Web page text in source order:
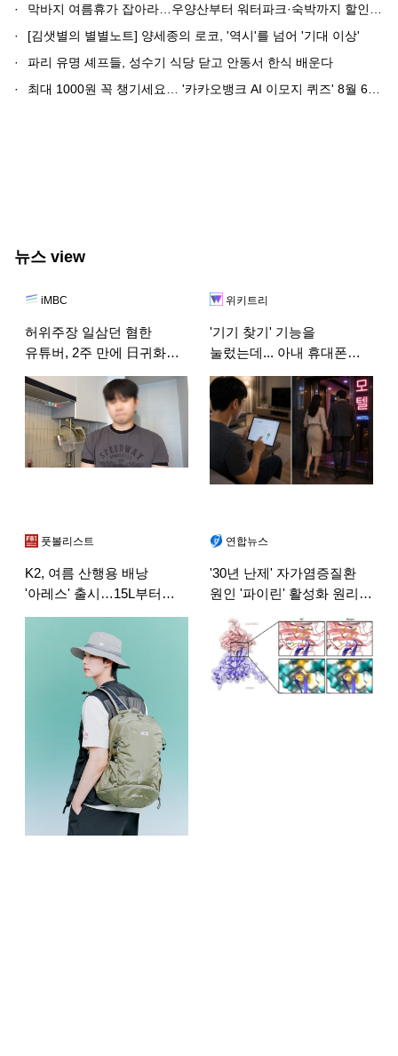
·
막바지 여름휴가 잡아라…우양산부터 워터파크·숙박까지 할인전 ‘후끈’
·
[김샛별의 별별노트] 양세종의 로코, '역시'를 넘어 '기대 이상'
·
파리 유명 셰프들, 성수기 식당 닫고 안동서 한식 배운다
·
최대 1000원 꼭 챙기세요… '카카오뱅크 AI 이모지 퀴즈' 8월 6일 정답 공개
뉴스 view
iMBC
허위주장 일삼던 혐한
유튜버, 2주 만에 日귀화
결정 번복 "자격조차 없어"
위키트리
'기기 찾기' 기능을
눌렀는데... 아내 휴대폰이
모텔촌에 있습니다
풋볼리스트
K2, 여름 산행용 배낭
'아레스' 출시…15L부터
35L까지 라인업
연합뉴스
'30년 난제' 자가염증질환
원인 '파이린' 활성화 원리